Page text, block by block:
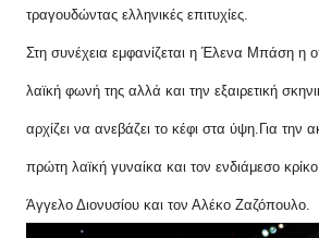
τραγουδώντας ελληνικές επιτυχίες.
Στη συνέχεια εμφανίζεται η Έλενα Μπάση η
λαϊκή φωνή της αλλά και την εξαιρετική
αρχίζει να ανεβάζει το κέφι στα ύψη.Για την
πρώτη λαϊκή γυναίκα και τον ενδιάμεσο
Άγγελο Διονυσίου και τον Αλέκο Ζαζόπουλο.